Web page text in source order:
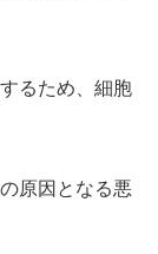
るため、細胞
原因となる悪